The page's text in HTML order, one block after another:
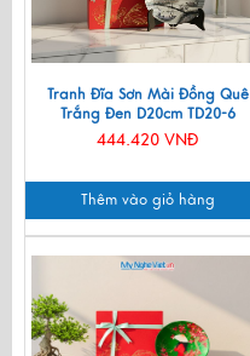
Tranh Đĩa Sơn Mài Đồng Quê
Trắng Đen D20cm TD20-6
444.420 VNĐ
Thêm vào giỏ hàng